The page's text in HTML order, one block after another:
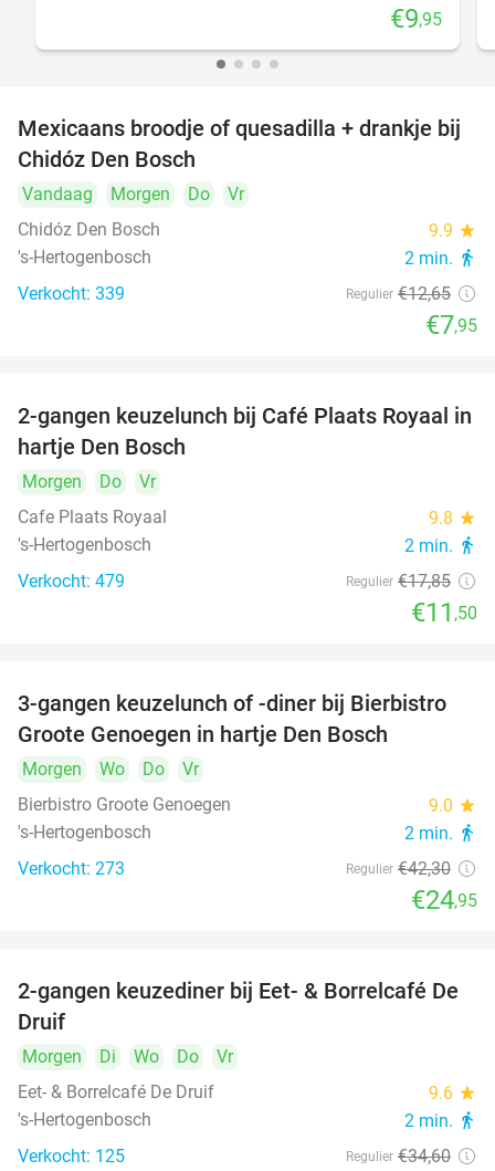
€9,95
37%
Mexicaans broodje of quesadilla + drankje bij
Chidóz Den Bosch
Vandaag Morgen Do
Vr
Chidóz Den Bosch
9.9 star
's-Hertogenbosch 2 min. directions_walk
Verkocht: 339 Regulier €12,65
€7,95
36%
2-gangen keuzelunch bij Café Plaats Royaal in
hartje Den Bosch
Morgen Do
Vr
Cafe Plaats Royaal
9.8 star
's-Hertogenbosch 2 min. directions_walk
Verkocht: 479 Regulier €17,85
€11 ,50
41%
3-gangen keuzelunch of -diner bij Bierbistro
Groote Genoegen in hartje Den Bosch
Morgen Wo Do
Vr
Bierbistro Groote Genoegen
9.0 star
's-Hertogenbosch 2 min. directions_walk
Verkocht: 273 Regulier €42,30
€24,95
37%
2-gangen keuzediner bij Eet- & Borrelcafé De
Druif
Morgen Di Wo Do
Vr
Eet- & Borrelcafé De Druif
9.6 star
's-Hertogenbosch 2 min. directions_walk
Verkocht: 125 Regulier €34,60